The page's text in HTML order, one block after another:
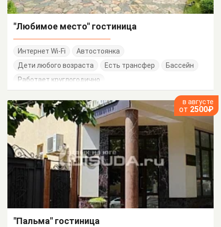
"Любимое место" гостиница
Интернет Wi-Fi
Автостоянка
Дети любого возраста
Есть трансфер
Бассейн
Работает круглогодично
в августе
от 2500₽
"Пальма" гостиница